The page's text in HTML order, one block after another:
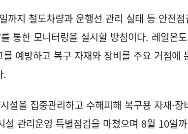
까지 철도차량과 운행선 관리 실태 등 안전점
통한 모니터링을 실시할 방침이다. 레일온
예방하고 복구 자재와 장비를 주요 거점에
.
설을 집중관리하고 수해피해 복구용 자재·장
설 관리운영 특별점검을 마쳤으며 8월 10일